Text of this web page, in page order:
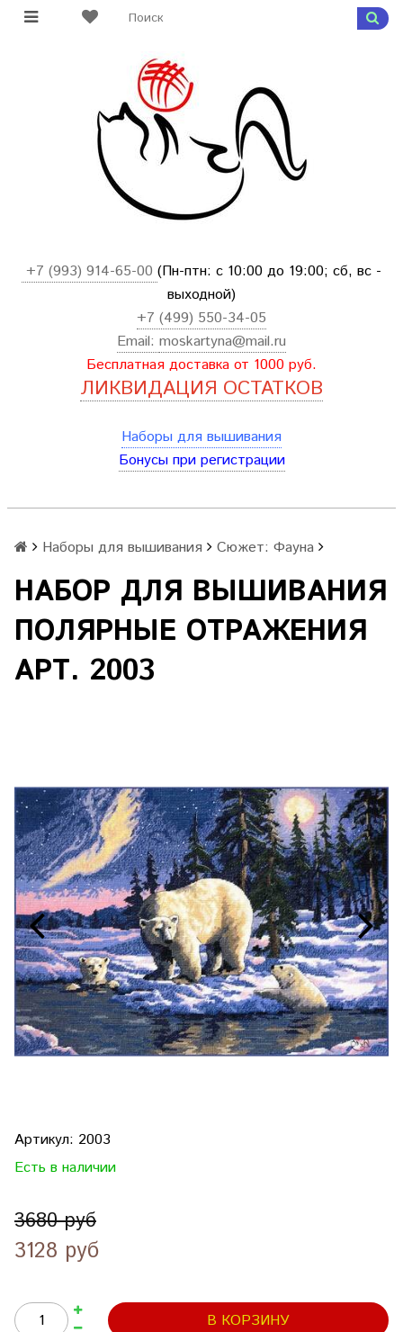
+7 (993) 914-65-00 (Пн-птн: с 10:00 до 19:00; сб, вс -
выходной)
+7 (499) 550-34-05
Email: moskartyna@mail.ru
Бесплатная доставка от 1000 руб.
ЛИКВИДАЦИЯ ОСТАТКОВ
Наборы для вышивания
Бонусы при регистрации
Наборы для вышивания Сюжет: Фауна
НАБОР ДЛЯ ВЫШИВАНИЯ
ПОЛЯРНЫЕ ОТРАЖЕНИЯ
АРТ. 2003
Артикул: 2003
Есть в наличии
3680 руб
3128 руб
В КОРЗИНУ